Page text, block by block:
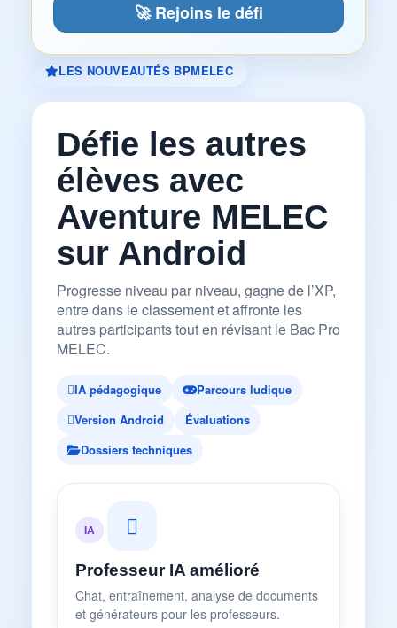
🚀 Rejoins le défi
LES NOUVEAUTÉS BPMELEC
Défie les autres
élèves avec
Aventure MELEC
sur Android
Progresse niveau par niveau, gagne de l’XP,
entre dans le classement et affronte les
autres participants tout en révisant le Bac Pro
MELEC.
IA pédagogique
Parcours ludique
Version Android
Évaluations
Dossiers techniques
IA
Professeur IA amélioré
Chat, entraînement, analyse de documents
et générateurs pour les professeurs.